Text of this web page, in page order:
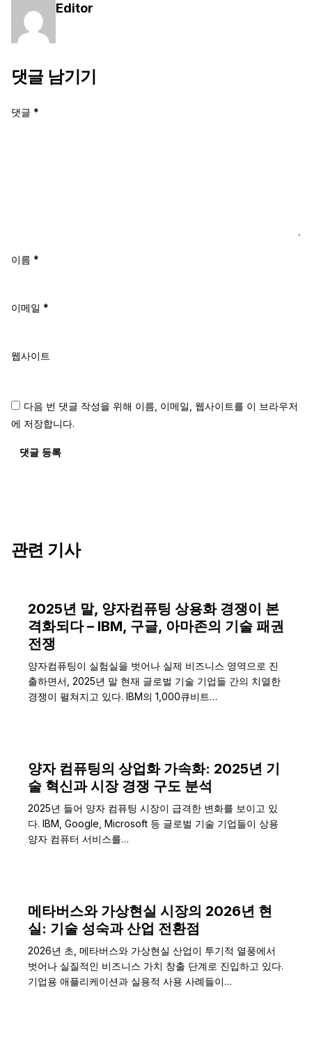
Editor
댓글 남기기
댓글 *
이름 *
이메일 *
웹사이트
다음 번 댓글 작성을 위해 이름, 이메일, 웹사이트를 이 브라우저
에 저장합니다.
댓글 등록
관련 기사
2025년 말, 양자컴퓨팅 상용화 경쟁이 본
격화되다 – IBM, 구글, 아마존의 기술 패권
전쟁
양자컴퓨팅이 실험실을 벗어나 실제 비즈니스 영역으로 진
출하면서, 2025년 말 현재 글로벌 기술 기업들 간의 치열한
경쟁이 펼쳐지고 있다. IBM의 1,000큐비트…
양자 컴퓨팅의 상업화 가속화: 2025년 기
술 혁신과 시장 경쟁 구도 분석
2025년 들어 양자 컴퓨팅 시장이 급격한 변화를 보이고 있
다. IBM, Google, Microsoft 등 글로벌 기술 기업들이 상용
양자 컴퓨터 서비스를…
메타버스와 가상현실 시장의 2026년 현
실: 기술 성숙과 산업 전환점
2026년 초, 메타버스와 가상현실 산업이 투기적 열풍에서
벗어나 실질적인 비즈니스 가치 창출 단계로 진입하고 있다.
기업용 애플리케이션과 실용적 사용 사례들이…